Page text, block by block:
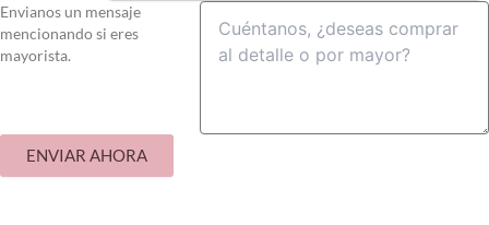
Envianos un mensaje
mencionando si eres
mayorista.
ENVIAR AHORA